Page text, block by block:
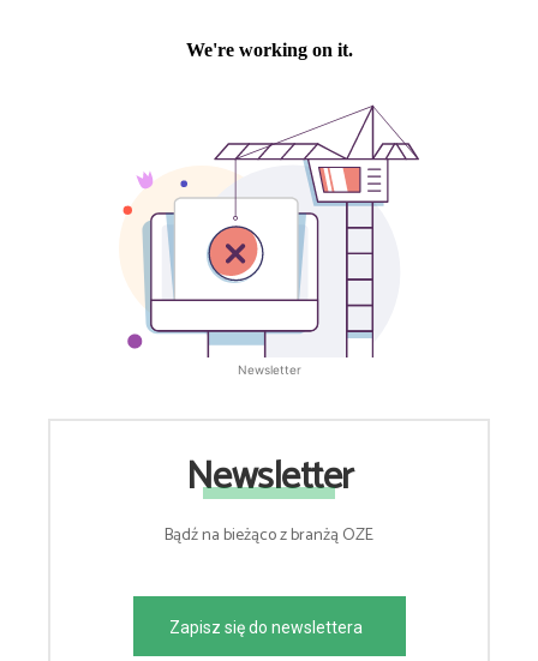
Newsletter
Newsletter
Bądź na bieżąco z branżą OZE
Zapisz się do newslettera